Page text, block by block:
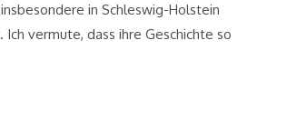
in Schleswig-Holstein
vermute, dass ihre Geschichte so